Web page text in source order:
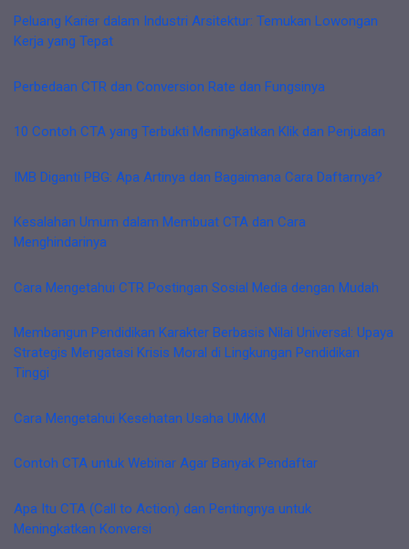
Peluang Karier dalam Industri Arsitektur: Temukan Lowongan
Kerja yang Tepat
Perbedaan CTR dan Conversion Rate dan Fungsinya
10 Contoh CTA yang Terbukti Meningkatkan Klik dan Penjualan
IMB Diganti PBG: Apa Artinya dan Bagaimana Cara Daftarnya?
Kesalahan Umum dalam Membuat CTA dan Cara
Menghindarinya
Cara Mengetahui CTR Postingan Sosial Media dengan Mudah
Membangun Pendidikan Karakter Berbasis Nilai Universal: Upaya
Strategis Mengatasi Krisis Moral di Lingkungan Pendidikan
Tinggi
Cara Mengetahui Kesehatan Usaha UMKM
Contoh CTA untuk Webinar Agar Banyak Pendaftar
Apa Itu CTA (Call to Action) dan Pentingnya untuk
Meningkatkan Konversi